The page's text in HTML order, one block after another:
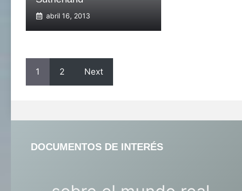
abril 16, 2013
1 2 Next
DOCUMENTOS DE INTERÉS